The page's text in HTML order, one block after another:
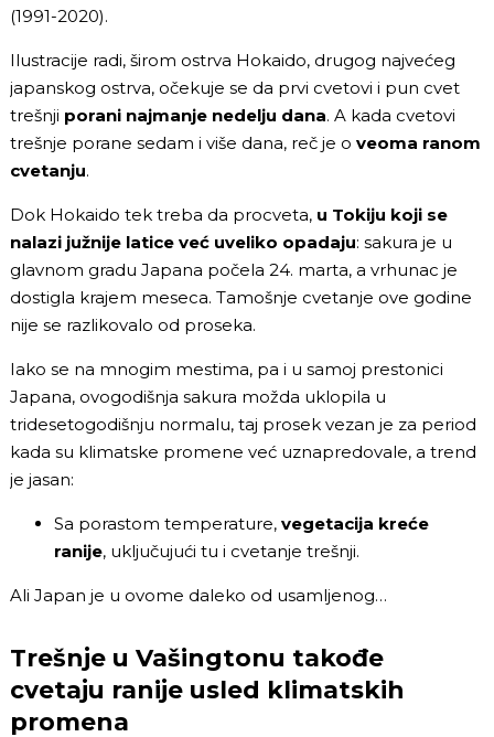
(1991-2020).
Ilustracije radi, širom ostrva Hokaido, drugog najvećeg
japanskog ostrva, očekuje se da prvi cvetovi i pun cvet
trešnji porani najmanje nedelju dana. A kada cvetovi
trešnje porane sedam i više dana, reč je o veoma ranom
cvetanju.
Dok Hokaido tek treba da procveta, u Tokiju koji se
nalazi južnije latice već uveliko opadaju: sakura je u
glavnom gradu Japana počela 24. marta, a vrhunac je
dostigla krajem meseca. Tamošnje cvetanje ove godine
nije se razlikovalo od proseka.
Iako se na mnogim mestima, pa i u samoj prestonici
Japana, ovogodišnja sakura možda uklopila u
tridesetogodišnju normalu, taj prosek vezan je za period
kada su klimatske promene već uznapredovale, a trend
je jasan:
Sa porastom temperature, vegetacija kreće
ranije, uključujući tu i cvetanje trešnji.
Ali Japan je u ovome daleko od usamljenog…
Trešnje u Vašingtonu takođe
cvetaju ranije usled klimatskih
promena